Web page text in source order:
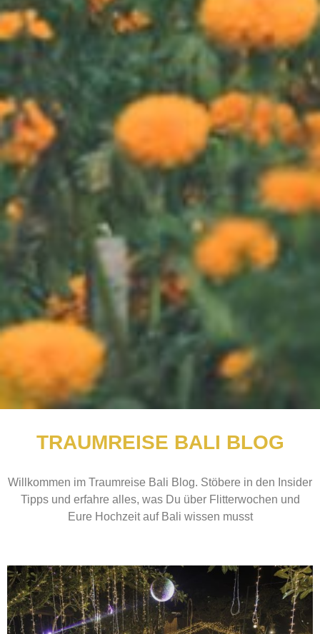
TRAUMREISE BALI BLOG
Willkommen im Traumreise Bali Blog. Stöbere in den Insider
Tipps und erfahre alles, was Du über Flitterwochen und
Eure Hochzeit auf Bali wissen musst